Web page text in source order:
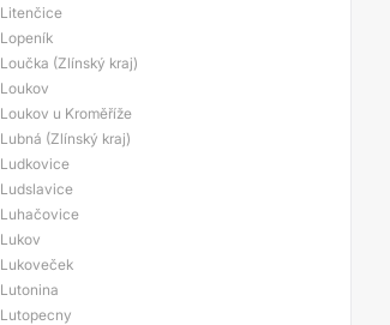
Litenčice
Lopeník
Loučka (Zlínský kraj)
Loukov
Loukov u Kroměříže
Lubná (Zlínský kraj)
Ludkovice
Ludslavice
Luhačovice
Lukov
Lukoveček
Lutonina
Lutopecny